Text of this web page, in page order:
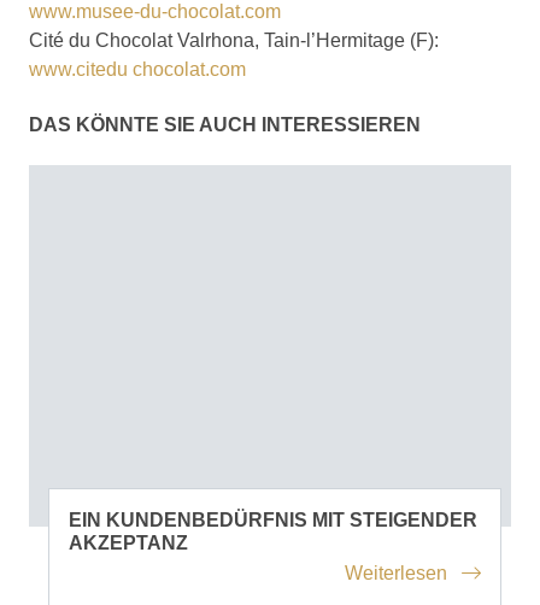
www.musee-du-chocolat.com
Cité du Chocolat Valrhona, Tain-l’Hermitage (F):
www.citedu chocolat.com
DAS KÖNNTE SIE AUCH INTERESSIEREN
EIN KUNDENBEDÜRFNIS MIT STEIGENDER
AKZEPTANZ
Weiterlesen